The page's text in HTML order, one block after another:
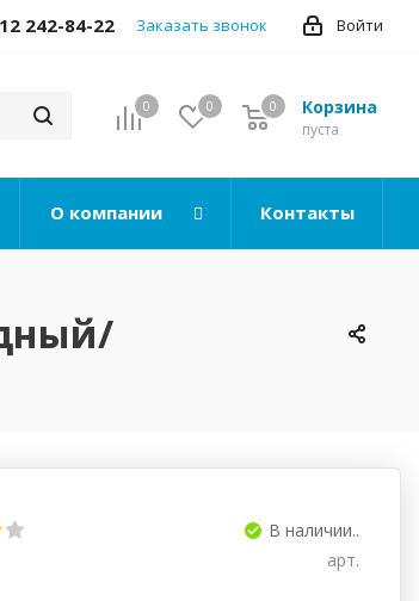
Войти
242-84-22 Заказать звонок
0 0 Корзина
0
пуста
0
О компании Контакты
В наличии..
арт.